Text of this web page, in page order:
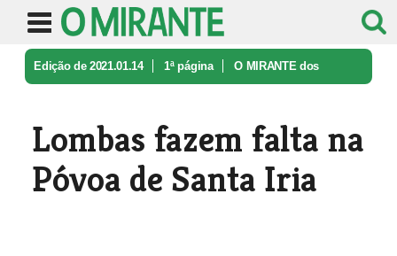
Edição de 2021.01.14 1ª página O MIRANTE dos
Lombas fazem falta na
Póvoa de Santa Iria